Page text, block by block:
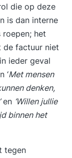
die op deze
is dan interne
roepen; het
de factuur niet
ieder geval
‘Met mensen
denken,
en ‘Willen jullie
binnen het
tegen